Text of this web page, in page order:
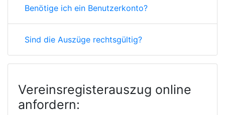
Benötige ich ein Benutzerkonto?
Sind die Auszüge rechtsgültig?
Vereinsregisterauszug online
anfordern: